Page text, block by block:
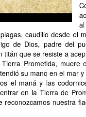
caudillo desde el
de Dios, padre del
que se resiste a
Prometida, muere
su mano en el mar
el maná y las
en la Tierra de
nuestra